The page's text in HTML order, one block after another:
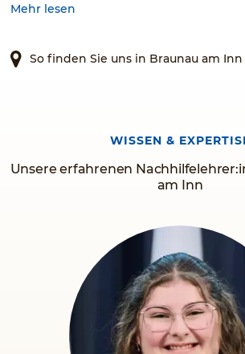
Zentralmatura in Mathe. Fragen Sie uns
Mehr lesen
So finden Sie uns in Braunau am Inn
Unsere erfahrenen
am Inn
WISSEN &